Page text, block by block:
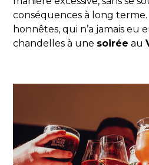
conséquences à long terme.
honnêtes, qui n’a jamais eu
chandelles à une soirée au